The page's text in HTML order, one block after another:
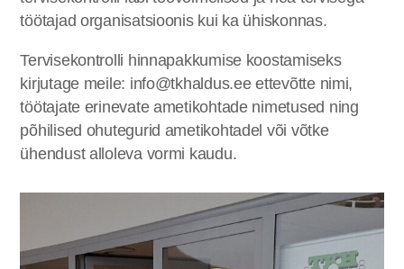
töötajad organisatsioonis kui ka ühiskonnas.
Tervisekontrolli hinnapakkumise koostamiseks
kirjutage meile: info@tkhaldus.ee ettevõtte nimi,
töötajate erinevate ametikohtade nimetused ning
põhilised ohutegurid ametikohtadel või võtke
ühendust alloleva vormi kaudu.